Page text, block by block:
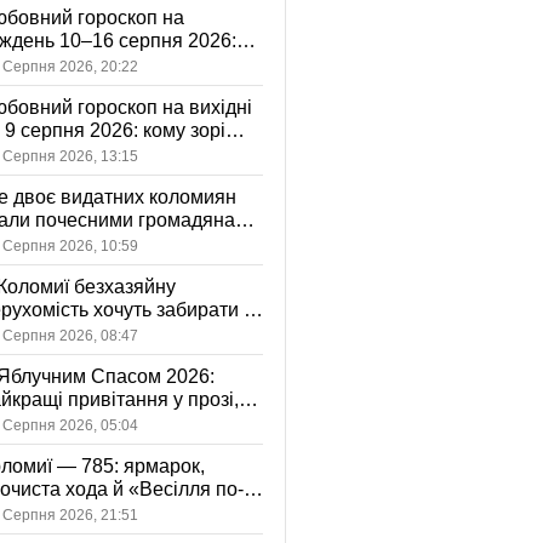
гороскоп на
10–16 серпня 2026:
зорі готують у стосунках
знаку
Серпня 2026, 20:22
гороскоп на вихідні
9 серпня 2026: кому зорі
ніжність, а кому —
розмову
Серпня 2026, 13:15
двоє видатних коломиян
почесними громадянами
Серпня 2026, 10:59
безхазяйну
хочуть забирати у
громади: що це
Серпня 2026, 08:47
Спасом 2026:
привітання у прозі,
та картинках
Серпня 2026, 05:04
— 785: ярмарок,
хода й «Весілля по-
— чим
День міста
Серпня 2026, 21:51